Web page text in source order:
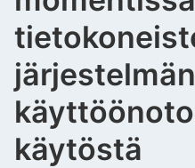
järjestelmän
käytöstä